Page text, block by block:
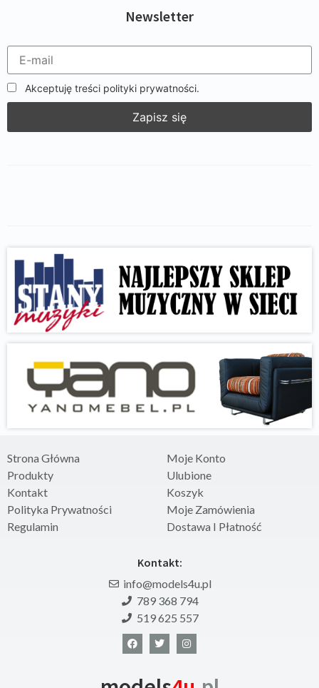
Newsletter
Akceptuję treści polityki prywatności.
Strona Główna
Produkty
Kontakt
Polityka Prywatności
Regulamin
Moje Konto
Ulubione
Koszyk
Moje Zamówienia
Dostawa I Płatność
Kontakt:
info@models4u.pl
789 368 794
519 625 557